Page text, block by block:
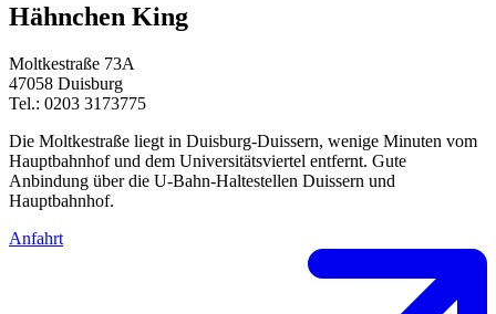
Hähnchen King
Moltkestraße 73A
47058 Duisburg
Tel.: 0203 3173775
Die Moltkestraße liegt in Duisburg-Duissern, wenige Minuten vom
Hauptbahnhof und dem Universitätsviertel entfernt. Gute
Anbindung über die U-Bahn-Haltestellen Duissern und
Hauptbahnhof.
Anfahrt